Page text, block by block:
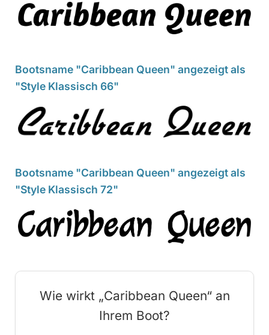
Bootsname "Caribbean Queen" angezeigt als
"Style Klassisch 66"
Bootsname "Caribbean Queen" angezeigt als
"Style Klassisch 72"
Wie wirkt „Caribbean Queen“ an
Ihrem Boot?